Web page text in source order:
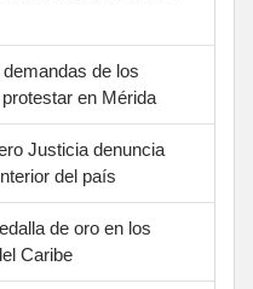
de los
en Mérida
Justicia denuncia
del país
de oro en los
Caribe